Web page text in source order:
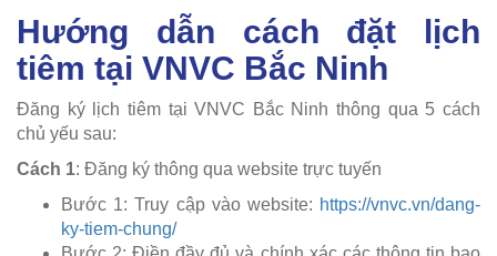
Hướng dẫn cách đặt lịch
tiêm tại VNVC Bắc Ninh
Đăng ký lịch tiêm tại VNVC Bắc Ninh thông qua 5 cách
chủ yếu sau:
Cách 1: Đăng ký thông qua website trực tuyến
Bước 1: Truy cập vào website: https://vnvc.vn/dang-
ky-tiem-chung/